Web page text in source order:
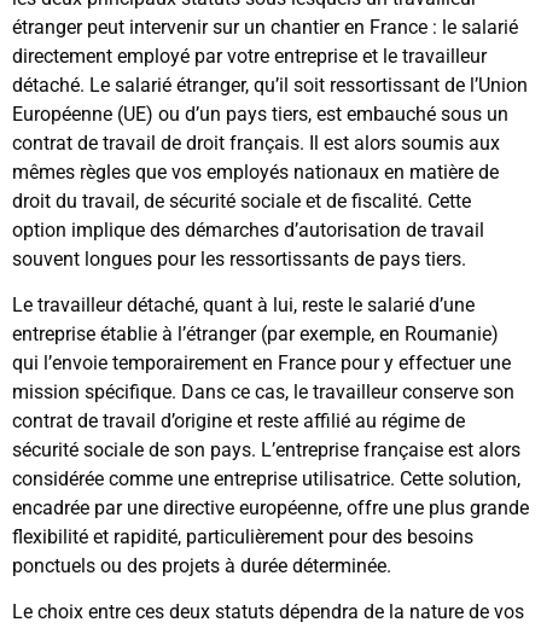
étranger peut intervenir sur un chantier en France : le salarié
directement employé par votre entreprise et le travailleur
détaché. Le salarié étranger, qu’il soit ressortissant de l’Union
Européenne (UE) ou d’un pays tiers, est embauché sous un
contrat de travail de droit français. Il est alors soumis aux
mêmes règles que vos employés nationaux en matière de
droit du travail, de sécurité sociale et de fiscalité. Cette
option implique des démarches d’autorisation de travail
souvent longues pour les ressortissants de pays tiers.
Le travailleur détaché, quant à lui, reste le salarié d’une
entreprise établie à l’étranger (par exemple, en Roumanie)
qui l’envoie temporairement en France pour y effectuer une
mission spécifique. Dans ce cas, le travailleur conserve son
contrat de travail d’origine et reste affilié au régime de
sécurité sociale de son pays. L’entreprise française est alors
considérée comme une entreprise utilisatrice. Cette solution,
encadrée par une directive européenne, offre une plus grande
flexibilité et rapidité, particulièrement pour des besoins
ponctuels ou des projets à durée déterminée.
Le choix entre ces deux statuts dépendra de la nature de vos